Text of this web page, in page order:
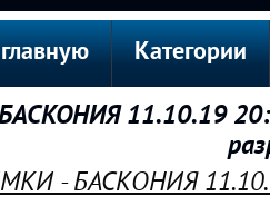
Категории
11.10.19
- БАСКОНИЯ